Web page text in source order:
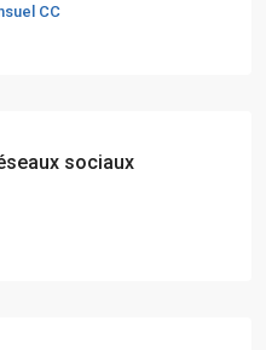
CC
sociaux